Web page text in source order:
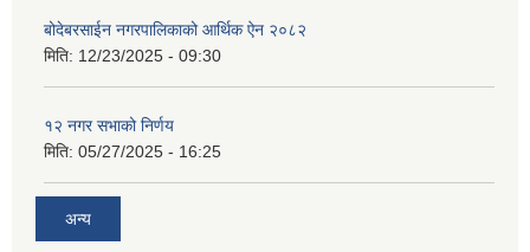
बोदेबरसाईन नगरपालिकाको आर्थिक ऐन २०८२
मिति: 12/23/2025 - 09:30
१२ नगर सभाको निर्णय
मिति: 05/27/2025 - 16:25
अन्य